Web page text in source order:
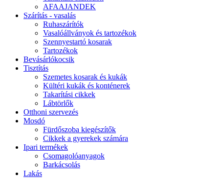
AFAAJANDEK
Szárítás - vasalás
Ruhaszárítók
Vasalóállványok és tartozékok
Szennyestartó kosarak
Tartozékok
Bevásárlókocsik
Tisztítás
Szemetes kosarak és kukák
Kültéri kukák és konténerek
Takarítási cikkek
Lábtörlők
Otthoni szervezés
Mosdó
Fürdőszoba kiegészítők
Cikkek a gyerekek számára
Ipari termékek
Csomagolóanyagok
Barkácsolás
Lakás